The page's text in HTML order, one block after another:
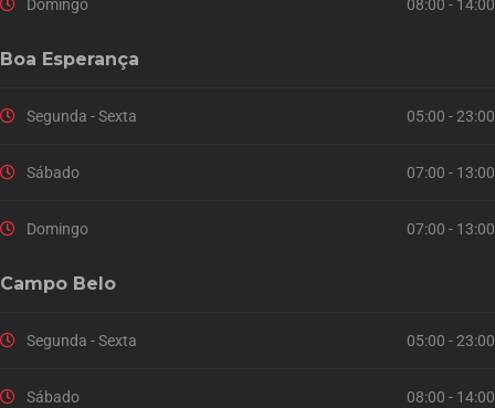
Domingo 08:00 - 14:00
Boa Esperança
Segunda - Sexta 05:00 - 23:00
Sábado 07:00 - 13:00
Domingo 07:00 - 13:00
Campo Belo
Segunda - Sexta 05:00 - 23:00
Sábado 08:00 - 14:00